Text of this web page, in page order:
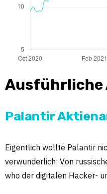
Ausführliche
Palantir
Eigentlich wollte Palantir
verwunderlich: Von
who der digitalen Hacker-